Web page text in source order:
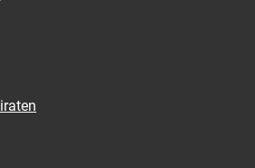
stören bis in die frühen